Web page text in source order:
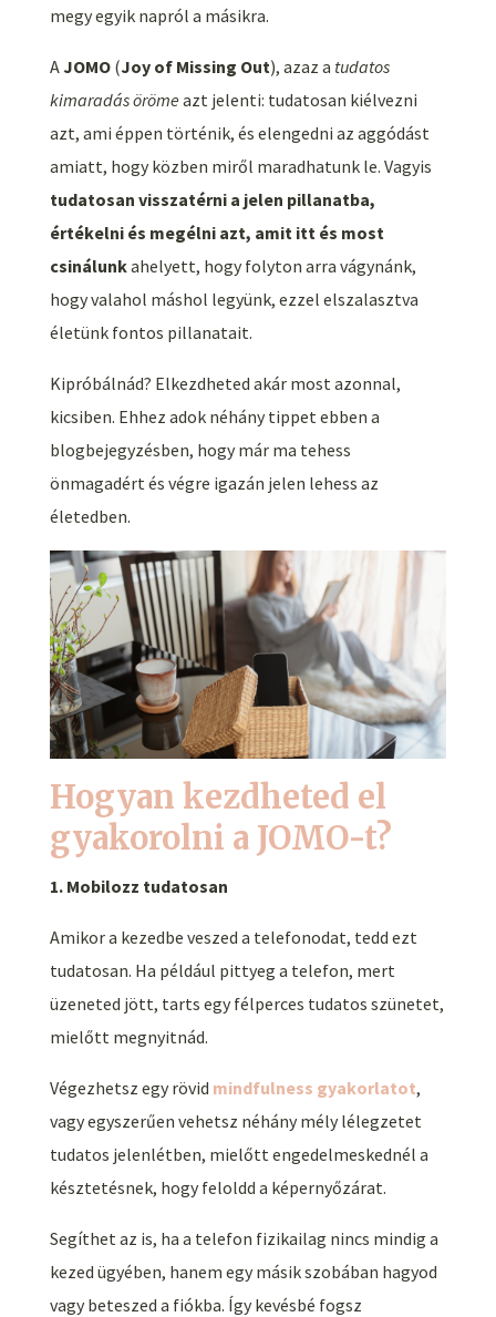
megy egyik napról a másikra.
AJOMO (Joy of Missing Out), azaz a tudatos
kimaradás öröme azt jelenti: tudatosan kiélvezni
azt, ami éppen történik, és elengedni az aggódást
amiatt, hogy közben miről maradhatunk le. Vagyis
tudatosan visszatérni a jelen pillanatba,
értékelni és megélni azt, amit itt és most
csinálunkahelyett, hogy folyton arra vágynánk,
hogy valahol máshol legyünk, ezzel elszalasztva
életünk fontos pillanatait.
Kipróbálnád? Elkezdheted akár most azonnal,
kicsiben. Ehhez adok néhány tippet ebben a
blogbejegyzésben, hogy már ma tehess
önmagadért és végre igazán jelen lehess az
életedben.
Hogyan kezdheted el
gyakorolni a JOMO-t?
1. Mobilozz tudatosan
Amikor a kezedbe veszed a telefonodat, tedd ezt
tudatosan. Ha például pittyeg a telefon, mert
üzeneted jött, tarts egy félperces tudatos szünetet,
mielőtt megnyitnád.
Végezhetsz egy rövid mindfulness gyakorlatot,
vagy egyszerűen vehetsz néhány mély lélegzetet
tudatos jelenlétben, mielőtt engedelmeskednél a
késztetésnek, hogy feloldd a képernyőzárat.
Segíthet az is, ha a telefon fizikailag nincs mindig a
kezed ügyében, hanem egy másik szobában hagyod
vagy beteszed a fiókba. Így kevésbé fogsz